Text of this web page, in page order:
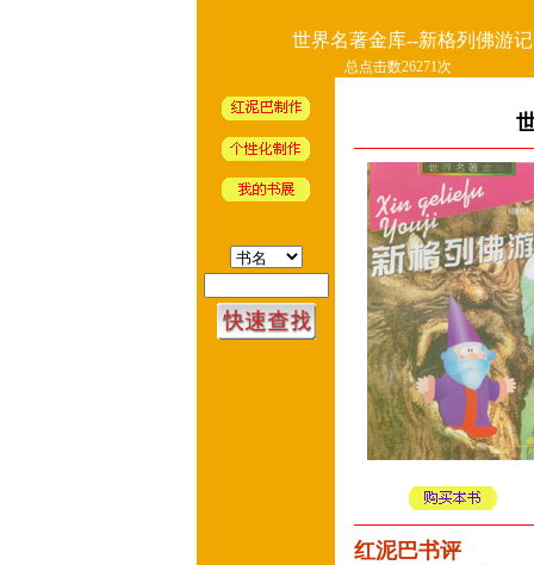
世界名著金库--新格列佛游记
总点击数26271次
红泥巴书评